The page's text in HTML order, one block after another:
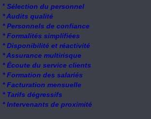
* Sélection du personnel
* Audits qualité
* Personnels de confiance
* Formalités simplifiées
* Disponibilité et réactivité
* Assurance multirisque
* Écoute du service clients
* Formation des salariés
* Facturation mensuelle
* Tarifs dégressifs
* Intervenants de proximité